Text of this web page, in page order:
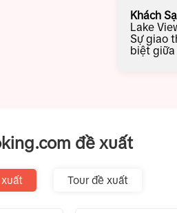
Khách
Lake
Sự giao
biệt
đề xuất
xuất Tour đề xuất